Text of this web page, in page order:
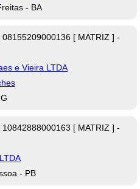
- BA
08155209000136 [ MATRIZ ] -
e Vieira LTDA
10842888000163 [ MATRIZ ] -
- PB